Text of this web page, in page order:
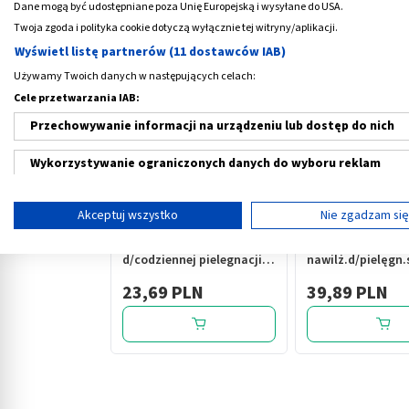
Medme poleca
d/codziennej pielegnacji
23,69 PLN
nawilż.d/
39,89 PLN
Dane mogą być udostępniane poza Unię Europejską i wysyłane do USA.
Twoja zgoda i polityka cookie dotyczą wyłącznie tej witryny/aplikacji.
Wyświetl listę partnerów (11 dostawców IAB)
Używamy Twoich danych w następujących celach:
Cele przetwarzania IAB:
Przechowywanie informacji na urządzeniu lub dostęp do nich
Wykorzystywanie ograniczonych danych do wyboru reklam
Tworzenie profili w celu spersonalizowanych reklam
Wykorzystywanie profili w celu doboru spersonalizowanych
Pomiar efektywności reklam
Akceptuj wszystko Nie zgadzam się